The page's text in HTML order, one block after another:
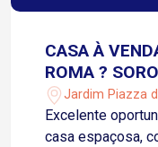
CASA À
ROMA ?
Jardim Piazza
Excelente
casa espaçosa,